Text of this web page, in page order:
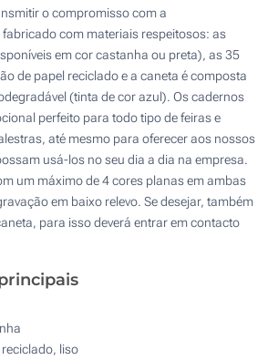
o compromisso com a
com materiais respeitosos: as
em cor castanha ou preta), as 35
de papel reciclado e a caneta é composta
(tinta de cor azul). Os cadernos
perfeito para todo tipo de feiras e
até mesmo para oferecer aos nossos
usá-los no seu dia a dia na empresa.
um máximo de 4 cores planas em ambas
em baixo relevo. Se desejar, também
para isso deverá entrar em contacto
liso